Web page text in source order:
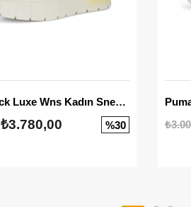
Mayze Stack Luxe Wns Kadın Sneaker
₺3.780,00 %30